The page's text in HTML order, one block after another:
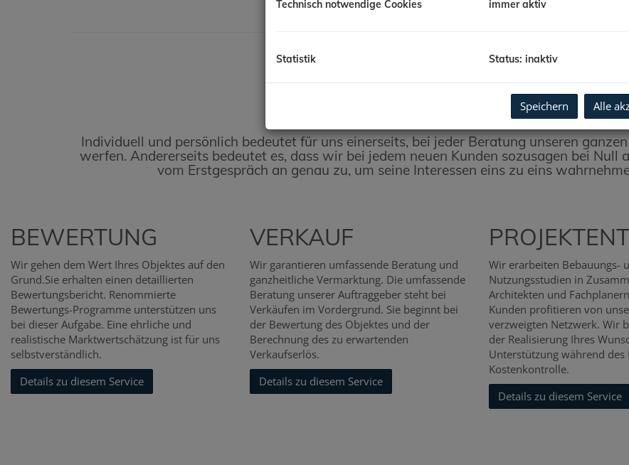
INDIVIDUELL &
BERATEN
Individuell und persönlich bedeutet für uns einerseits, bei jeder Beratung unseren
werfen. Andererseits bedeutet es, dass wir bei jedem neuen Kunden sozusagen bei Null
vom Erstgespräch an genau zu, um seine Interessen eins zu eins
BEWERTUNG
Wir gehen dem Wert Ihres Objektes auf den
Grund.Sie erhalten einen detaillierten
Bewertungsbericht. Renommierte
Bewertungs-Programme unterstützen uns
bei dieser Aufgabe. Eine ehrliche und
realistische Marktwertschätzung ist für uns
selbstverständlich.
Details zu diesem Service
VERKAUF
Wir garantieren umfassende Beratung und
ganzheitliche Vermarktung. Die umfassende
Beratung unserer Auftraggeber steht bei
Verkäufen im Vordergrund. Sie beginnt bei
der Bewertung des Objektes und der
Berechnung des zu erwartenden
Verkaufserlös.
Details zu diesem Service
Wir erarbeiten Bebauungs-
Nutzungsstudien in
Architekten und
Kunden profitieren von
verzweigten Netzwerk. Wir
der Realisierung Ihres
Unterstützung während des
Kostenkontrolle.
Details zu diesem Service
Technisch notwendige Cookies immer aktiv
Statistik Status: inaktiv
Speichern Alle